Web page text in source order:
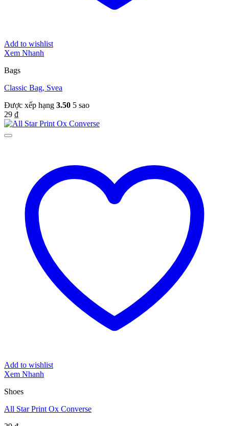
Add to wishlist
Xem Nhanh
Bags
Classic Bag, Svea
Được xếp hạng 3.50 5 sao
29 ₫
Add to wishlist
Xem Nhanh
Shoes
All Star Print Ox Converse